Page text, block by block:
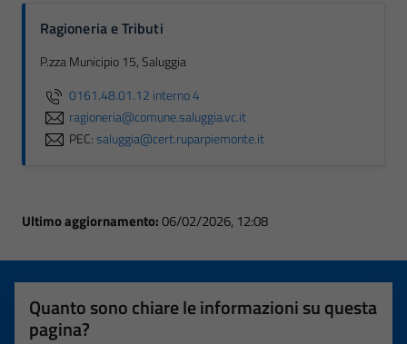
Ragioneria e Tributi
P.zza Municipio 15, Saluggia
0161.48.01.12 interno 4
ragioneria@comune.saluggia.vc.it
PEC:saluggia@cert.ruparpiemonte.it
Ultimo aggiornamento:06/02/2026, 12:08
Quanto sono chiare le informazioni su questa
pagina?